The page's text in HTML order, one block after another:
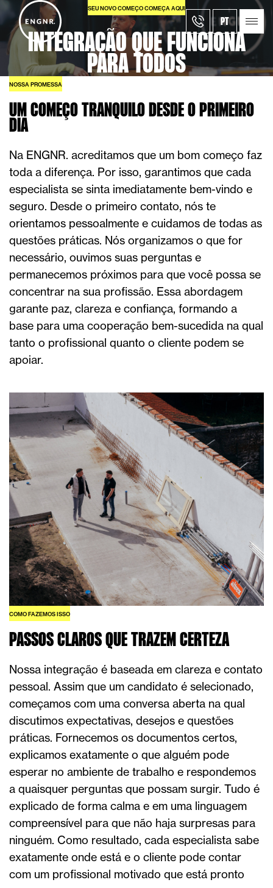
PT
SEU NOVO COMEÇO COMEÇA AQUI
INTEGRAÇÃO QUE FUNCIONA
PARA TODOS
NOSSA PROMESSA
UM COMEÇO TRANQUILO DESDE O PRIMEIRO
DIA
Na ENGNR. acreditamos que um bom começo faz
toda a diferença. Por isso, garantimos que cada
especialista se sinta imediatamente bem-vindo e
seguro. Desde o primeiro contato, nós te
orientamos pessoalmente e cuidamos de todas as
questões práticas. Nós organizamos o que for
necessário, ouvimos suas perguntas e
permanecemos próximos para que você possa se
concentrar na sua profissão. Essa abordagem
garante paz, clareza e confiança, formando a
base para uma cooperação bem-sucedida na qual
tanto o profissional quanto o cliente podem se
apoiar.
COMO FAZEMOS ISSO
PASSOS CLAROS QUE TRAZEM CERTEZA
Nossa integração é baseada em clareza e contato
pessoal. Assim que um candidato é selecionado,
começamos com uma conversa aberta na qual
discutimos expectativas, desejos e questões
práticas. Fornecemos os documentos certos,
explicamos exatamente o que alguém pode
esperar no ambiente de trabalho e respondemos
a quaisquer perguntas que possam surgir. Tudo é
explicado de forma calma e em uma linguagem
compreensível para que não haja surpresas para
ninguém. Como resultado, cada especialista sabe
exatamente onde está e o cliente pode contar
com um profissional motivado que está pronto